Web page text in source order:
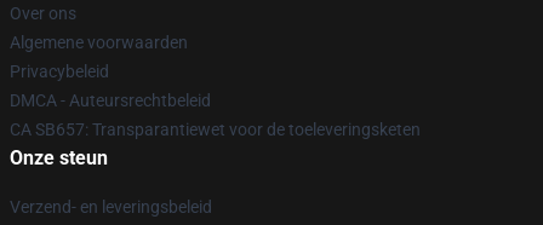
Over ons
Algemene voorwaarden
Privacybeleid
DMCA - Auteursrechtbeleid
CA SB657: Transparantiewet voor de toeleveringsketen
Onze steun
Verzend- en leveringsbeleid